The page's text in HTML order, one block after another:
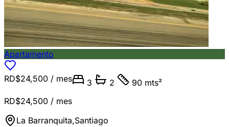
Apartamento
RD$24,500 / mes 3 2
90 mts²
RD$24,500 / mes
La Barranquita,Santiago